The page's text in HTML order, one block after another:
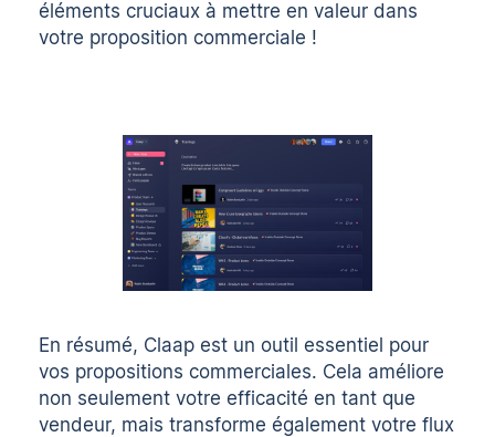
éléments cruciaux à mettre en valeur dans
votre proposition commerciale !
En résumé, Claap est un outil essentiel pour
vos propositions commerciales. Cela améliore
non seulement votre efficacité en tant que
vendeur, mais transforme également votre flux